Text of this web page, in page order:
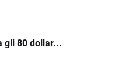
gli 80 dollar...